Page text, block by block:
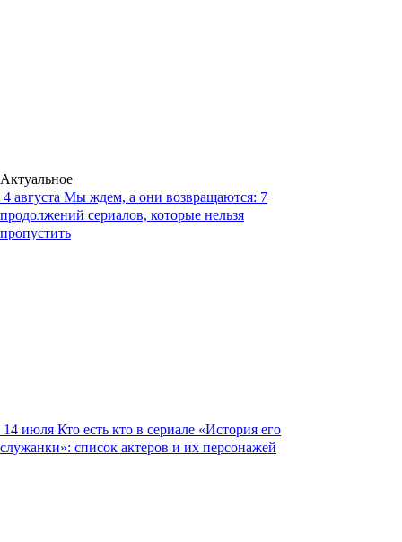
Актуальное
4 августа Мы ждем, а они возвращаются: 7
продолжений сериалов, которые нельзя
пропустить
14 июля Кто есть кто в сериале «История его
служанки»: список актеров и их персонажей